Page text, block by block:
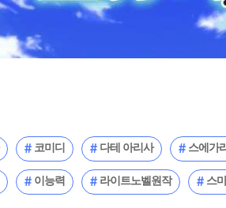
코미디 다테 아리사 스에가
이능력 라이트노벨원작 스